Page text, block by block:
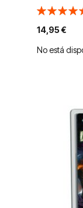
Valoración:
14,95 €
No está